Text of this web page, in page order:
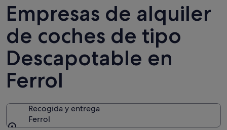
Empresas de alquiler
de coches de tipo
Descapotable en
Ferrol
Recogida y entrega
Ferrol